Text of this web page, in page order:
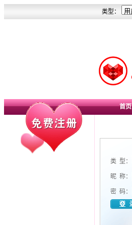
类型：
首页
类 型：
昵 称：
密 码：